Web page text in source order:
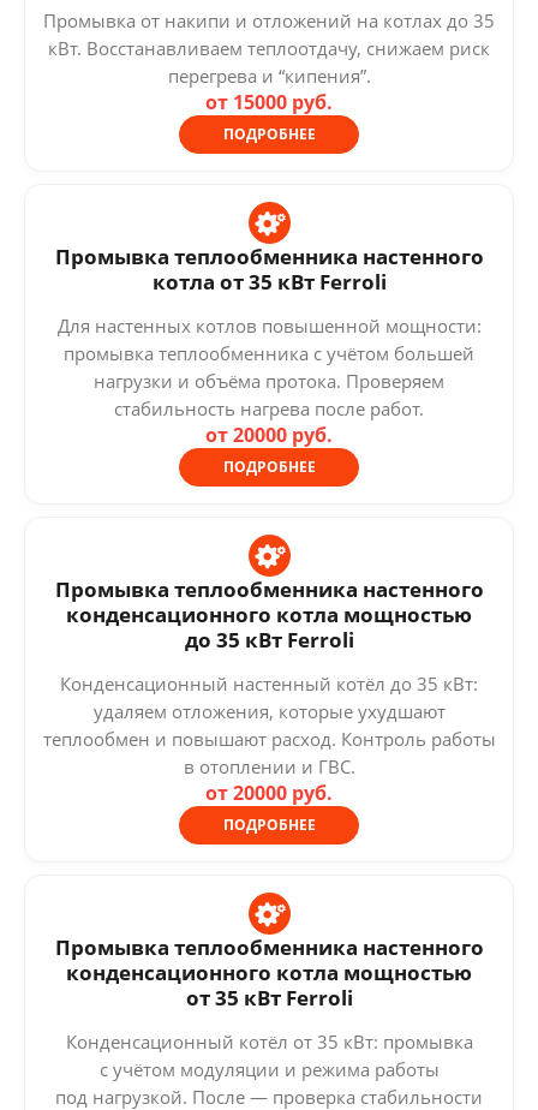
Промывка от накипи и отложений на котлах до 35
кВт. Восстанавливаем теплоотдачу, снижаем риск
перегрева и “кипения”.
от 15000 руб.
ПОДРОБНЕЕ
Промывка теплообменника настенного
котла от 35 кВт Ferroli
Для настенных котлов повышенной мощности:
промывка теплообменника с учётом большей
нагрузки и объёма протока. Проверяем
стабильность нагрева после работ.
от 20000 руб.
ПОДРОБНЕЕ
Промывка теплообменника настенного
конденсационного котла мощностью
до 35 кВт Ferroli
Конденсационный настенный котёл до 35 кВт:
удаляем отложения, которые ухудшают
теплообмен и повышают расход. Контроль работы
в отоплении и ГВС.
от 20000 руб.
ПОДРОБНЕЕ
Промывка теплообменника настенного
конденсационного котла мощностью
от 35 кВт Ferroli
Конденсационный котёл от 35 кВт: промывка
с учётом модуляции и режима работы
под нагрузкой. После — проверка стабильности